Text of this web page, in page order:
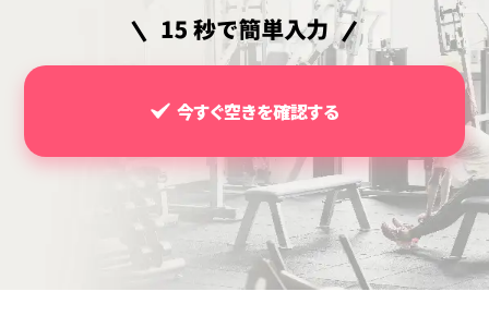
今すぐ空きを確認する